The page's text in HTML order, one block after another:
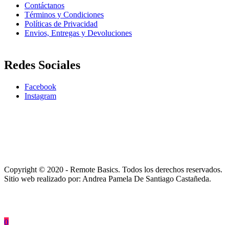
Contáctanos
Términos y Condiciones
Políticas de Privacidad
Envios, Entregas y Devoluciones
Redes Sociales
Facebook
Instagram
Copyright © 2020 - Remote Basics. Todos los derechos reservados.
Sitio web realizado por: Andrea Pamela De Santiago Castañeda.
0